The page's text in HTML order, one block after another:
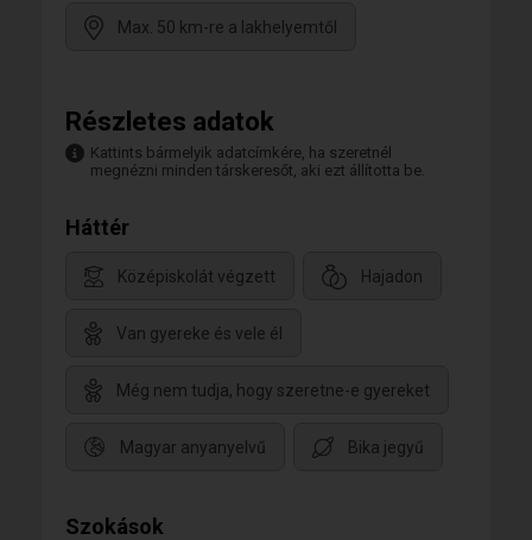
Max. 50 km-re a lakhelyemtől
Részletes adatok
Kattints bármelyik adatcímkére, ha szeretnél
megnézni minden társkeresőt, aki ezt állította be.
Háttér
Középiskolát végzett Hajadon
Van gyereke és vele él
Még nem tudja, hogy szeretne-e gyereket
Magyar anyanyelvű Bika jegyű
Szokások